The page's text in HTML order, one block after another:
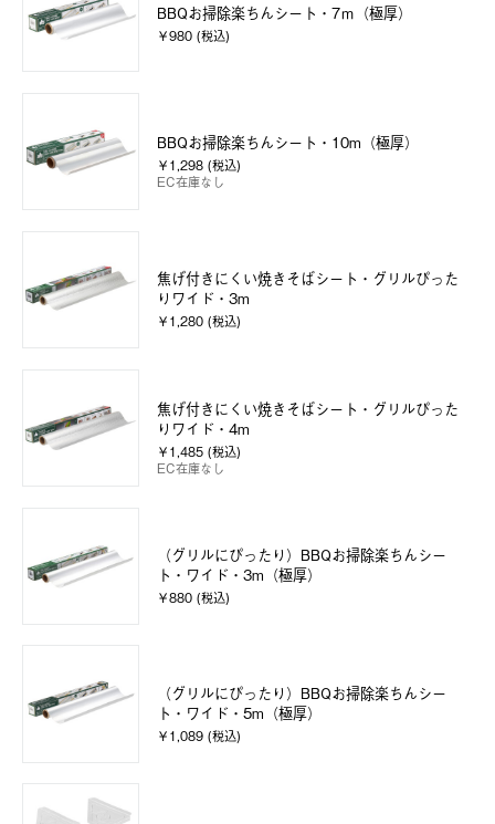
BBQお掃除楽ちんシート・7ｍ（極厚）
￥980 (税込)
BBQお掃除楽ちんシート・10m（極厚）
￥1,298 (税込)
EC在庫なし
焦げ付きにくい焼きそばシート・グリルぴった
りワイド・3m
￥1,280 (税込)
焦げ付きにくい焼きそばシート・グリルぴった
りワイド・4m
￥1,485 (税込)
EC在庫なし
（グリルにぴったり）BBQお掃除楽ちんシー
ト・ワイド・3m（極厚）
￥880 (税込)
（グリルにぴったり）BBQお掃除楽ちんシー
ト・ワイド・5m（極厚）
￥1,089 (税込)